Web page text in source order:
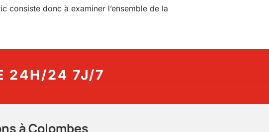
consiste donc à examiner l’ensemble de la
24H/24 7J/7
à Colombes